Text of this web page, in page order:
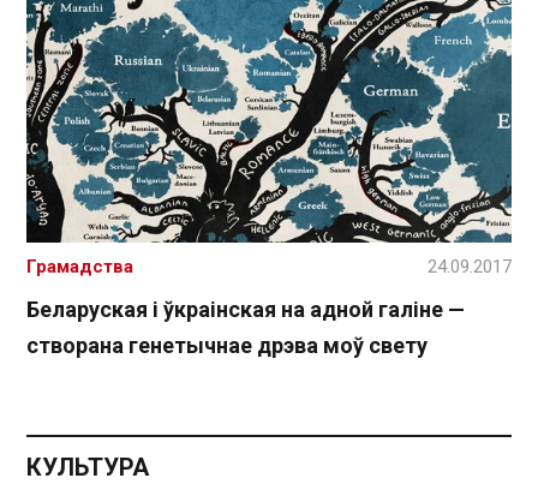
Беларуская і ўкраінская на адной галіне —
створана генетычнае дрэва моў свету
Грамадства 24.09.2017
КУЛЬТУРА